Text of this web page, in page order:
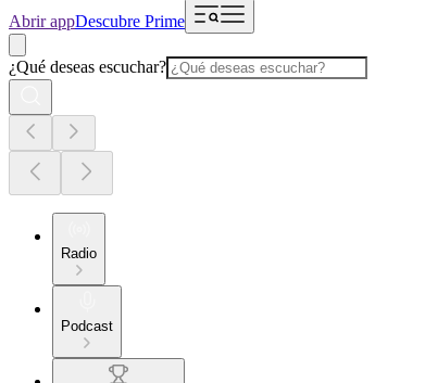
Abrir appDescubre Prime
¿Qué deseas escuchar?
Radio
Podcast